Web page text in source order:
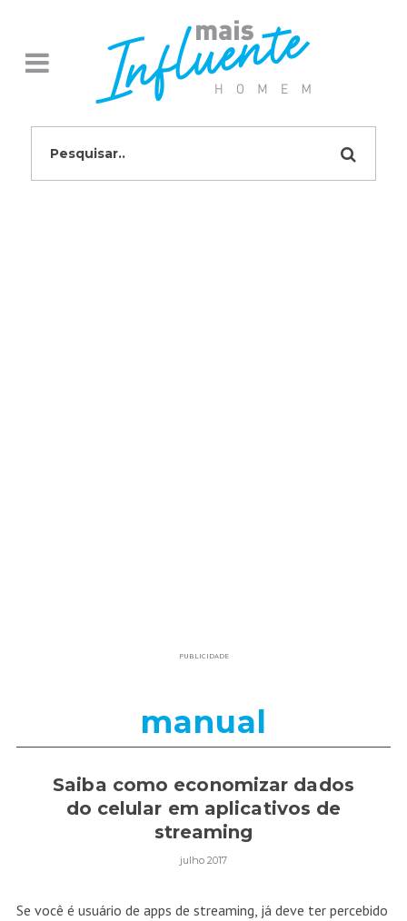
PUBLICIDADE
manual
Saiba como economizar dados
do celular em aplicativos de
streaming
julho 2017
Se você é usuário de apps de streaming, já deve ter percebido